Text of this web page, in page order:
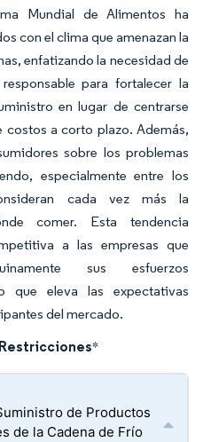
Mundial de Alimentos ha
con el clima que amenazan la
enfatizando la necesidad de
para fortalecer la
en lugar de centrarse
costos a corto plazo. Además,
sobre los problemas
especialmente entre los
cada vez más la
comer. Esta tendencia
a las empresas que
sus esfuerzos
que eleva las expectativas
del mercado.
*
de Productos
de la Cadena de Frío